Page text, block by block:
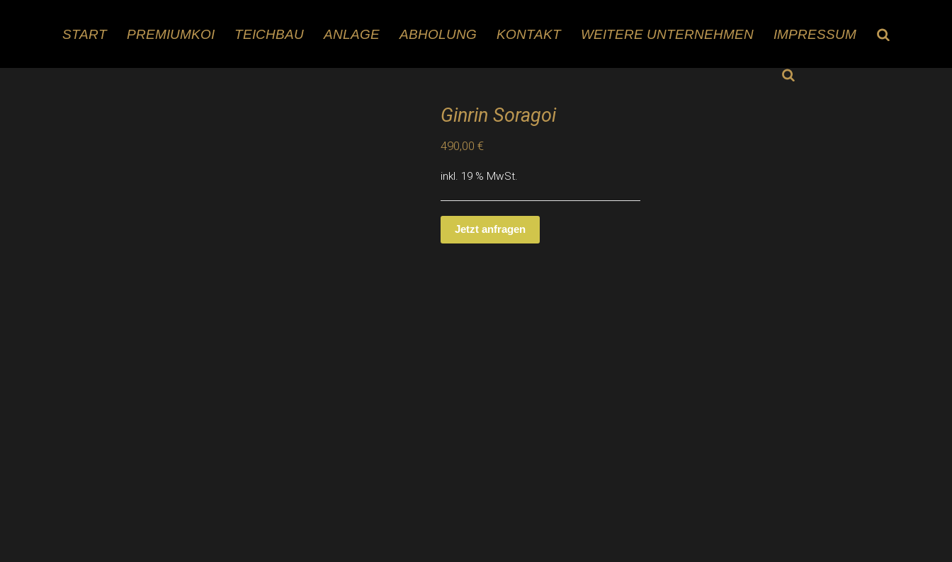
START PREMIUMKOI TEICHBAU ANLAGE ABHOLUNG KONTAKT WEITERE UNTERNEHMEN IMPRESSUM
Ginrin Soragoi
490,00 €
inkl. 19 % MwSt.
Jetzt anfragen